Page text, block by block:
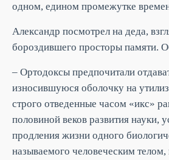
одном, едином промежутке
Александр посмотрел на деда,
бороздившего просторы памяти.
– Ортодоксы предпочитали
износившуюся оболочку на
строго отведенные часом «икс»
половиной веков развития науки,
продления жизни одного
называемого человеческим телом,